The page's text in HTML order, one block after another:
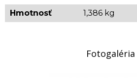
Hmotnosť 1,386 kg
Fotogaléria